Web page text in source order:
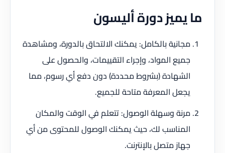
ما يميز دورة أليسون
مجانية بالكامل: يمكنك الالتحاق بالدورة، ومشاهدة
جميع المواد، وإجراء التقييمات، والحصول على
الشهادة (بشروط محددة) دون دفع أي رسوم، مما
يجعل المعرفة متاحة للجميع.
مرنة وسهلة الوصول: تتعلم في الوقت والمكان
المناسب لك، حيث يمكنك الوصول للمحتوى من أي
جهاز متصل بالإنترنت.